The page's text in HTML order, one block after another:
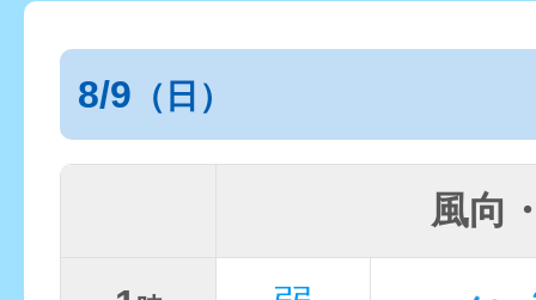
8/9 （日）
風向